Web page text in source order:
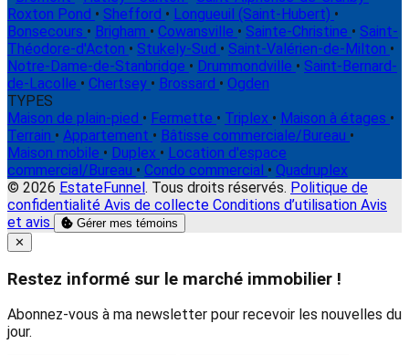
Roxton Pond • Shefford • Longueuil (Saint-Hubert) •
Bonsecours • Brigham • Cowansville • Sainte-Christine • Saint-
Théodore-d'Acton • Stukely-Sud • Saint-Valérien-de-Milton •
Notre-Dame-de-Stanbridge • Drummondville • Saint-Bernard-
de-Lacolle • Chertsey • Brossard • Ogden
TYPES
Maison de plain-pied • Fermette • Triplex • Maison à étages •
Terrain • Appartement • Bâtisse commerciale/Bureau •
Maison mobile • Duplex • Location d'espace
commercial/Bureau • Condo commercial • Quadruplex
© 2026 EstateFunnel. Tous droits réservés. Politique de
confidentialité Avis de collecte Conditions d’utilisation Avis
et avis
Gérer mes témoins
Close
✕
Restez informé sur le marché immobilier !
Abonnez-vous à ma newsletter pour recevoir les nouvelles du
jour.